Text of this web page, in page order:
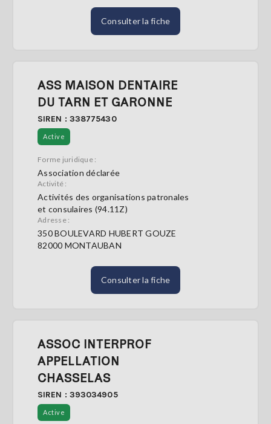
Consulter la fiche
ASS MAISON DENTAIRE
DU TARN ET GARONNE
SIREN : 338775430
Active
Forme juridique :
Association déclarée
Activité :
Activités des organisations patronales
et consulaires (94.11Z)
Adresse :
350 BOULEVARD HUBERT GOUZE
82000 MONTAUBAN
Consulter la fiche
ASSOC INTERPROF
APPELLATION
CHASSELAS
SIREN : 393034905
Active